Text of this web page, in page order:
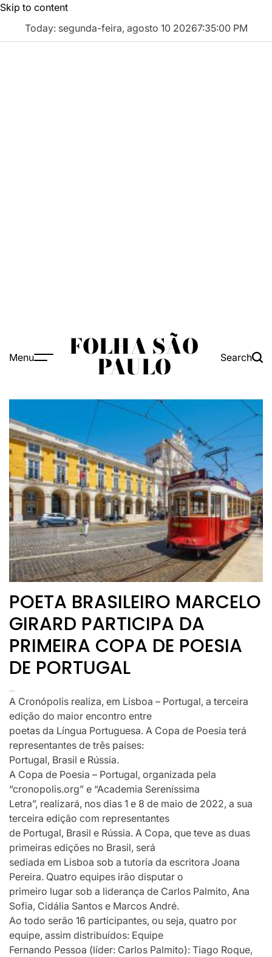
Skip to content
Today: segunda-feira, agosto 10 20267:35:01 PM
Menu FOLHA SÃO
PAULO Search
POETA BRASILEIRO MARCELO
GIRARD PARTICIPA DA
PRIMEIRA COPA DE POESIA
DE PORTUGAL
A Cronópolis realiza, em Lisboa – Portugal, a terceira
edição do maior encontro entre
poetas da Língua Portuguesa. A Copa de Poesia terá
representantes de três países:
Portugal, Brasil e Rússia.
A Copa de Poesia – Portugal, organizada pela
“cronopolis.org” e “Academia Sereníssima
Letra”, realizará, nos dias 1 e 8 de maio de 2022, a sua
terceira edição com representantes
de Portugal, Brasil e Rússia. A Copa, que teve as duas
primeiras edições no Brasil, será
sediada em Lisboa sob a tutoria da escritora Joana
Pereira. Quatro equipes irão disputar o
primeiro lugar sob a liderança de Carlos Palmito, Ana
Sofia, Cidália Santos e Marcos André.
Ao todo serão 16 participantes, ou seja, quatro por
equipe, assim distribuídos: Equipe
Fernando Pessoa (líder: Carlos Palmito): Tiago Roque,